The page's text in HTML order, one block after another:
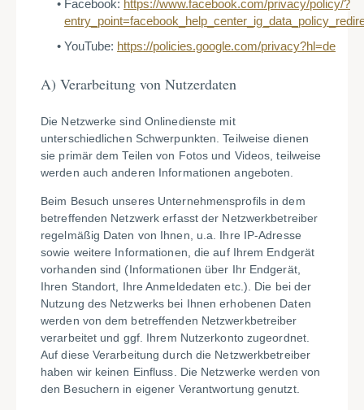
Facebook: https://www.facebook.com/privacy/policy/?
YouTube: https://policies.google.com/privacy?hl=de
A) Verarbeitung von Nutzerdaten
Die Netzwerke sind Onlinedienste mit
unterschiedlichen Schwerpunkten. Teilweise dienen
sie primär dem Teilen von Fotos und Videos, teilweise
werden auch anderen Informationen angeboten.
Beim Besuch unseres Unternehmensprofils in dem
betreffenden Netzwerk erfasst der Netzwerkbetreiber
regelmäßig Daten von Ihnen, u.a. Ihre IP-Adresse
sowie weitere Informationen, die auf Ihrem Endgerät
vorhanden sind (Informationen über Ihr Endgerät,
Ihren Standort, Ihre Anmeldedaten etc.). Die bei der
Nutzung des Netzwerks bei Ihnen erhobenen Daten
werden von dem betreffenden Netzwerkbetreiber
verarbeitet und ggf. Ihrem Nutzerkonto zugeordnet.
Auf diese Verarbeitung durch die Netzwerkbetreiber
haben wir keinen Einfluss. Die Netzwerke werden von
den Besuchern in eigener Verantwortung genutzt.